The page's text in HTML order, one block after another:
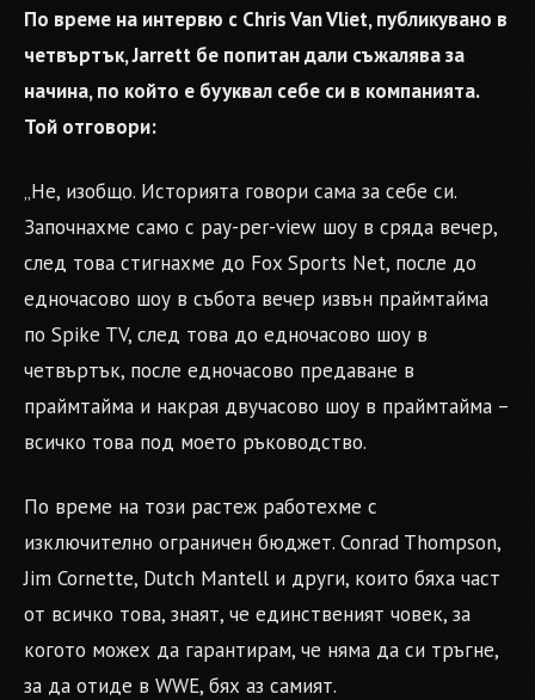
По време на интервю с Chris Van Vliet, публикувано в
четвъртък, Jarrett бе попитан дали съжалява за
начина, по който е бууквал себе си в компанията.
Той отговори:
„Не, изобщо. Историята говори сама за себе си.
Започнахме само с pay-per-view шоу в сряда вечер,
след това стигнахме до Fox Sports Net, после до
едночасово шоу в събота вечер извън праймтайма
по Spike TV, след това до едночасово шоу в
четвъртък, после едночасово предаване в
праймтайма и накрая двучасово шоу в праймтайма –
всичко това под моето ръководство.
По време на този растеж работехме с
изключително ограничен бюджет. Conrad Thompson,
Jim Cornette, Dutch Mantell и други, които бяха част
от всичко това, знаят, че единственият човек, за
когото можех да гарантирам, че няма да си тръгне,
за да отиде в WWE, бях аз самият.